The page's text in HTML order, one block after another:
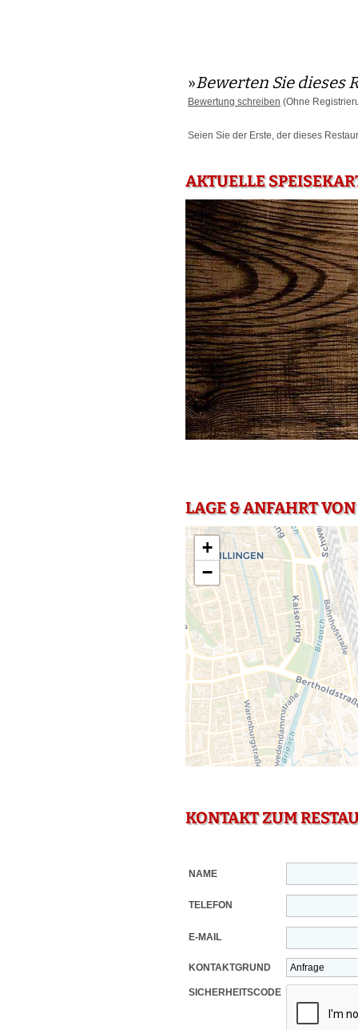
»Bewerten Sie dieses
Bewertung schreiben (Ohne
Seien Sie der Erste, der dieses
AKTUELLE
LAGE & ANFAHRT
+
−
KONTAKT ZUM
NAME
TELEFON
E-MAIL
KONTAKTGRUND
SICHERHEITSCODE